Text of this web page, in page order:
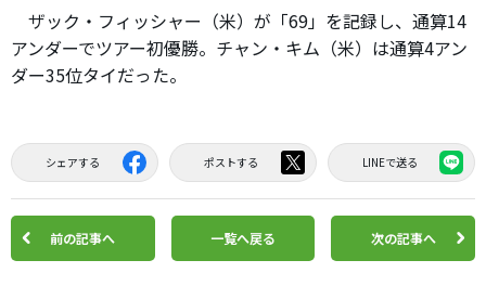
ザック・フィッシャー（米）が「69」を記録し、通算14
アンダーでツアー初優勝。チャン・キム（米）は通算4アン
ダー35位タイだった。
シェアする ポストする LINEで送る
前の記事へ 一覧へ戻る 次の記事へ